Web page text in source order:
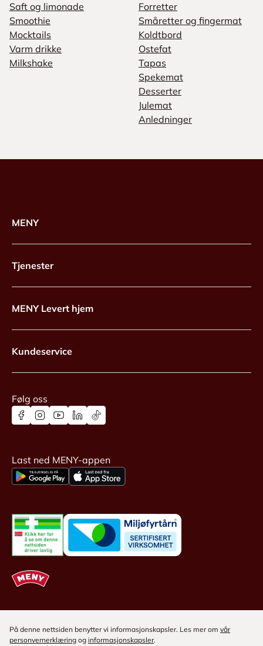
Saft og limonade
Smoothie
Mocktails
Varm drikke
Milkshake
Forretter
Småretter og fingermat
Koldtbord
Ostefat
Tapas
Spekemat
Desserter
Julemat
Anledninger
MENY
Tjenester
MENY Levert hjem
Kundeservice
Følg oss
Last ned MENY-appen
På denne nettsiden benytter vi informasjonskapsler. Les mer om vår
personvernerklæring og informasjonskapsler.